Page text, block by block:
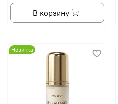
В корзину
Новинка